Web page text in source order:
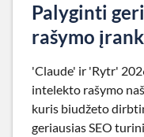
Palyginti
rašymo
'Claude' ir 'Rytr'
intelekto rašymo
kuris biudžeto
geriausias SEO